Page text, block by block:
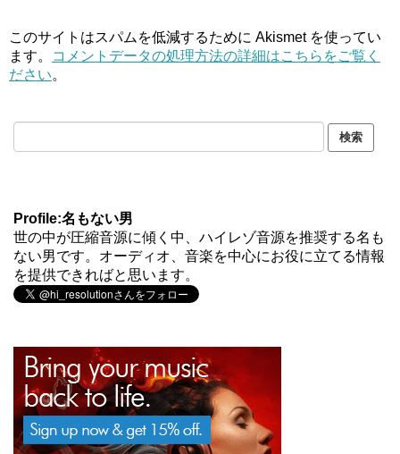
このサイトはスパムを低減するために Akismet を使ってい
ます。
コメントデータの処理方法の詳細はこちらをご覧く
ださい。
Profile:名もない男
世の中が圧縮音源に傾く中、ハイレゾ音源を推奨する名も
ない男です。オーディオ、音楽を中心にお役に立てる情報
を提供できればと思います。